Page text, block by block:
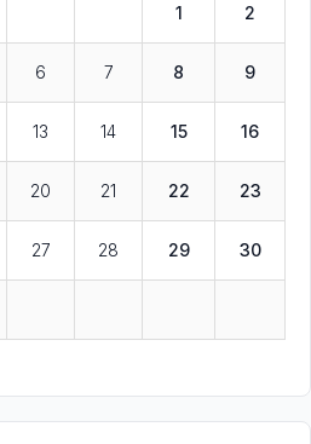
1 2
6 7 8 9
13 14 15 16
20 21 22 23
27 28 29 30